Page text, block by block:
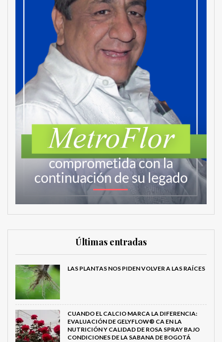
Últimas entradas
LAS PLANTAS NOS PIDEN VOLVER A LAS RAÍCES
CUANDO EL CALCIO MARCA LA DIFERENCIA:
EVALUACIÓN DE GELYFLOW® CA EN LA
NUTRICIÓN Y CALIDAD DE ROSA SPRAY BAJO
CONDICIONES DE LA SABANA DE BOGOTÁ